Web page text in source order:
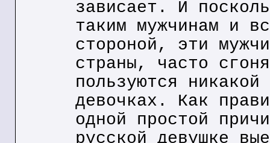
зависает. И
таким мужчинам и
стороной, эти
страны, часто
пользуются
девочках. Как
одной простой
русской девушке